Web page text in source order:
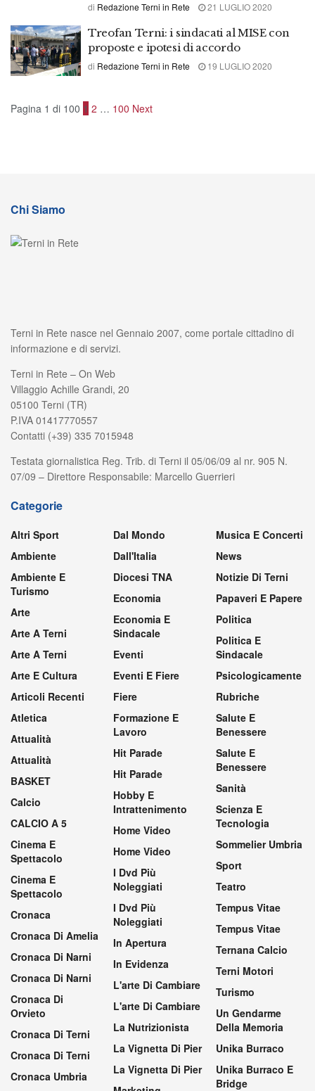
di Redazione Terni in Rete 21 LUGLIO 2020
Treofan Terni: i sindacati al MISE con
proposte e ipotesi di accordo
di Redazione Terni in Rete 19 LUGLIO 2020
Pagina 1 di 100 1 2 … 100 Next
Chi Siamo
Terni in Rete nasce nel Gennaio 2007, come portale cittadino di
informazione e di servizi.
Terni in Rete – On Web
Villaggio Achille Grandi, 20
05100 Terni (TR)
P.IVA 01417770557
Contatti (+39) 335 7015948
Testata giornalistica Reg. Trib. di Terni il 05/06/09 al nr. 905 N.
07/09 – Direttore Responsabile: Marcello Guerrieri
Categorie
Altri Sport
Ambiente
Ambiente E
Turismo
Arte
Arte A Terni
Arte A Terni
Arte E Cultura
Articoli Recenti
Atletica
Attualità
Attualità
BASKET
Calcio
CALCIO A 5
Cinema E
Spettacolo
Cinema E
Spettacolo
Cronaca
Cronaca Di Amelia
Cronaca Di Narni
Cronaca Di Narni
Cronaca Di
Orvieto
Cronaca Di Terni
Cronaca Di Terni
Cronaca Umbria
Dal Mondo
Dall'Italia
Diocesi TNA
Economia
Economia E
Sindacale
Eventi
Eventi E Fiere
Fiere
Formazione E
Lavoro
Hit Parade
Hit Parade
Hobby E
Intrattenimento
Home Video
Home Video
I Dvd Più
Noleggiati
I Dvd Più
Noleggiati
In Apertura
In Evidenza
L'arte Di Cambiare
L'arte Di Cambiare
La Nutrizionista
La Vignetta Di Pier
La Vignetta Di Pier
Musica E Concerti
News
Notizie Di Terni
Papaveri E Papere
Politica
Politica E
Sindacale
Psicologicamente
Rubriche
Salute E
Benessere
Salute E
Benessere
Sanità
Scienza E
Tecnologia
Sommelier Umbria
Sport
Teatro
Tempus Vitae
Tempus Vitae
Ternana Calcio
Terni Motori
Turismo
Un Gendarme
Della Memoria
Unika Burraco
Unika Burraco E
Bridge